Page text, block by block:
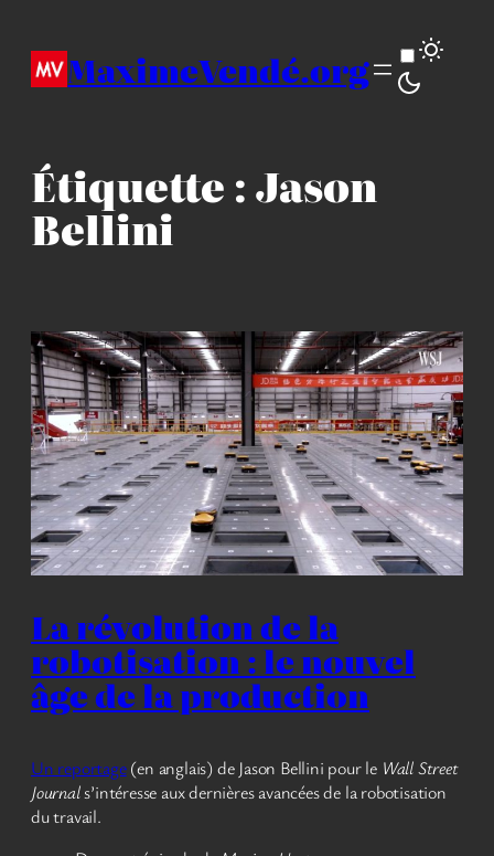
contenuMaximeVendé.org
Étiquette :Jason
Bellini
La révolution de la
robotisation : le nouvel
âge de la production
Un reportage(en anglais) de Jason Bellini pour le Wall Street
Journals’intéresse aux dernières avancées de la robotisation
du travail.